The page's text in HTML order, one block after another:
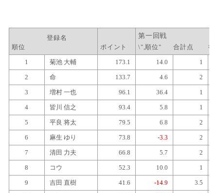
順位
登録名
ポイント
\",順位" 合計点 得
1 菊池 大輔 173.1 14.0 1
2 命 133.7 4.6 2
3 増村 一也 96.1 36.4 1
4 皆川 信之 93.4 5.8 1
5 平良 将太 79.5 6.8 2
6 麻生 ゆり 73.8 -3.3 2
7 清田 力夫 66.8 5.7 2
8 コウ 52.3 10.0 1
9 吉田 直樹 41.6 -14.9 3.5